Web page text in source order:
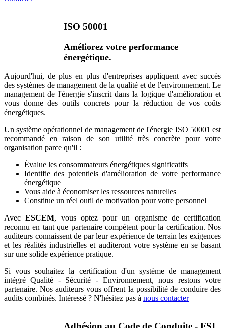
ISO 50001
Améliorez votre performance
énergétique.
Aujourd'hui, de plus en plus d'entreprises appliquent avec succès
des systèmes de management de la qualité et de l'environnement. Le
management de l'énergie s'inscrit dans la logique d'amélioration et
vous donne des outils concrets pour la réduction de vos coûts
énergétiques.
Un système opérationnel de management de l'énergie ISO 50001 est
recommandé en raison de son utilité très concrète pour votre
organisation parce qu'il :
Évalue les consommateurs énergétiques significatifs
Identifie des potentiels d'amélioration de votre performance
énergétique
Vous aide à économiser les ressources naturelles
Constitue un réel outil de motivation pour votre personnel
AvecESCEM, vous optez pour un organisme de certification
reconnu en tant que partenaire compétent pour la certification. Nos
auditeurs connaissent de par leur expérience de terrain les exigences
et les réalités industrielles et auditeront votre système en se basant
sur une solide expérience pratique.
Si vous souhaitez la certification d'un système de management
intégré Qualité - Sécurité - Environnement, nous restons votre
partenaire. Nos auditeurs vous offrent la possibilité de conduire des
audits combinés. Intéressé ? N'hésitez pas à nous contacter